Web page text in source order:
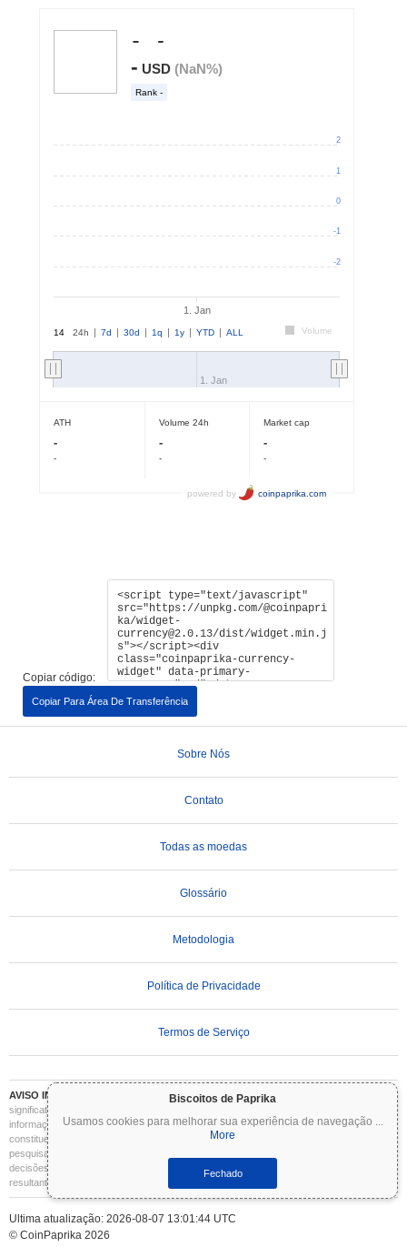
Biscoitos de Paprika
Usamos cookies para melhorar sua experiência de navegação ...
More
Fechado
Copiar código:
Copiar Para Área De Transferência
Sobre Nós
Contato
Todas as moedas
Glossário
Metodologia
Política de Privacidade
Termos de Serviço
AVISO IMPORTANTE:
As criptomoedas são altamente voláteis e envolvem riscos
significativos. Você pode perder parte ou todo o seu investimento. Todas as
informações no Coinpaprika são fornecidas apenas para fins informativos e não
constituem aconselhamento financeiro ou de investimento. Sempre faça sua própria
pesquisa (DYOR) e consulte um consultor financeiro qualificado antes de tomar
decisões de investimento. O Coinpaprika não se responsabiliza por quaisquer perdas
resultantes do uso dessas informações.
Ultima atualização: 2026-08-07 13:01:44 UTC
© CoinPaprika 2026